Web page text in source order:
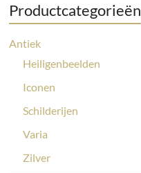
Productcategorieën
Antiek
Heiligenbeelden
Iconen
Schilderijen
Varia
Zilver